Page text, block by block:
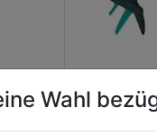
Wahl